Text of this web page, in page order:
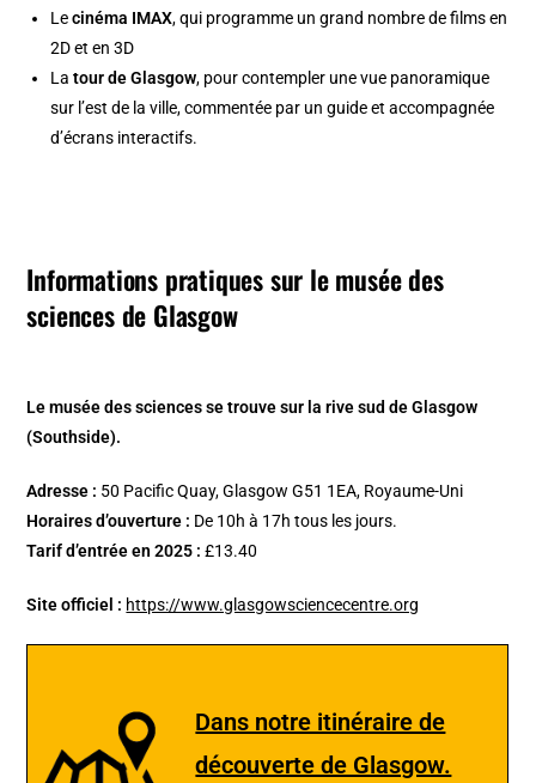
Lecinéma IMAX, qui programme un grand nombre de films en
2D et en 3D
Latour de Glasgow, pour contempler une vue panoramique
sur l’est de la ville, commentée par un guide et accompagnée
d’écrans interactifs.
Informations pratiques sur le musée des
sciences de Glasgow
Le musée des sciences se trouve sur la rive sud de Glasgow
(Southside).
Adresse : 50 Pacific Quay, Glasgow G51 1EA, Royaume-Uni
Horaires d’ouverture : De 10h à 17h tous les jours.
Tarif d’entrée en 2025 : £13.40
Site officiel : https://www.glasgowsciencecentre.org
Dans notre itinéraire de
découverte de Glasgow.